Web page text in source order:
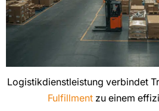
Logistikdienstleistung verbindet
Fulfillmentzu einem